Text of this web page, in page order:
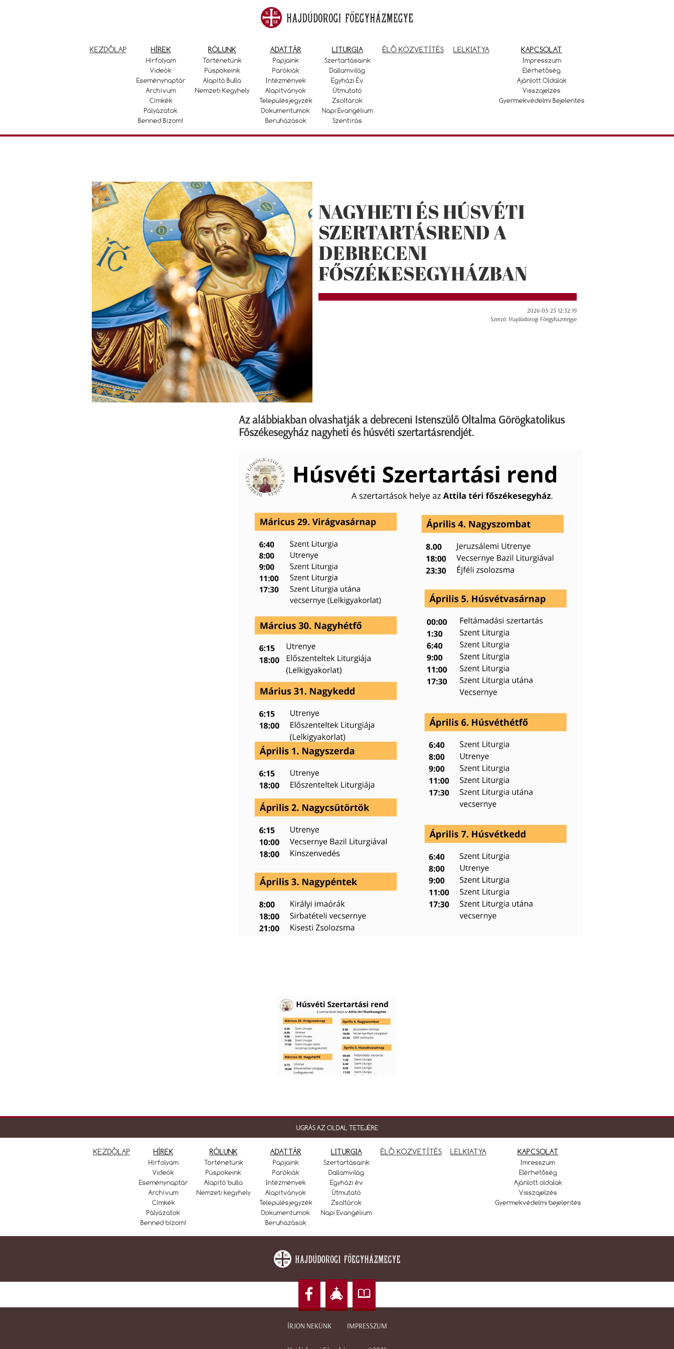
KEZDŐLAP HÍREK
Hírfolyam
Videók
Eseménynaptár
Archívum
Címkék
Pályázatok
Benned Bízom!
RÓLUNK
Történetünk
Püspökeink
Alapító Bulla
Nemzeti Kegyhely
ADATTÁR
Papjaink
Parókiák
Intézmények
Alapítványok
Településjegyzék
Dokumentumok
Beruházások
LITURGIA
Szertartásaink
Dallamvilág
Egyházi Év
Útmutató
Zsoltárok
Napi Evangélium
Szentírás
ÉLŐ KÖZVETÍTÉS LELKIATYA KAPCSOLAT
Impresszum
Elérhetőség
Ajánlott Oldalak
Visszajelzés
Gyermekvédelmi Bejelentés
NAGYHETI ÉS HÚSVÉTI
SZERTARTÁSREND A
DEBRECENI
FŐSZÉKESEGYHÁZBAN
2026-03-23 12:32:19
Szerző: Hajdúdorogi Főegyházmegye
Az alábbiakban olvashatják a debreceni Istenszülő Oltalma Görögkatolikus
Főszékesegyház nagyheti és húsvéti szertartásrendjét.
UGRÁS AZ OLDAL TETEJÉRE
KEZDŐLAP HÍREK
Hírfolyam
Videók
Eseménynaptár
Archívum
Címkék
Pályázatok
Benned bízom!
RÓLUNK
Történetünk
Püspökeink
Alapító bulla
Nemzeti kegyhely
ADATTÁR
Papjaink
Parókiák
Intézmények
Alapítványok
Településjegyzék
Dokumentumok
Beruházások
LITURGIA
Szertartásaink
Dallamvilág
Egyházi év
Útmutató
Zsoltárok
Napi Evangélium
ÉLŐ KÖZVETÍTÉS LELKIATYA KAPCSOLAT
Imresszum
Elérhetőség
Ajánlott oldalak
Visszajelzés
Gyermekvédelmi bejelentés
ÍRJON NEKÜNK IMPRESSZUM